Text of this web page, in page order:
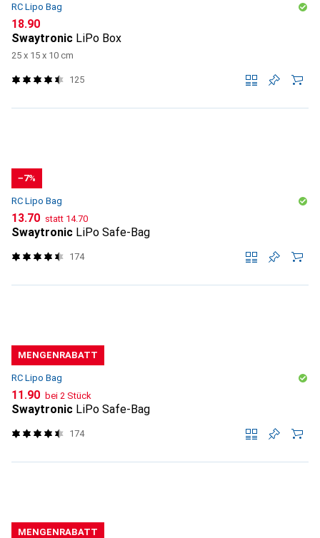
RC Lipo Bag
CHF
18.90
Swaytronic LiPo Box
25 x 15 x 10 cm
125
−7%
RC Lipo Bag
CHF
13.70 statt CHF
14.70
Swaytronic LiPo Safe-Bag
174
MENGENRABATT
RC Lipo Bag
CHF
11.90 bei 2 Stück
Swaytronic LiPo Safe-Bag
174
MENGENRABATT